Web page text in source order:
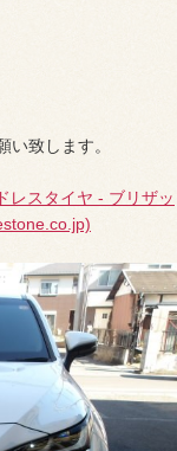
致します。
レスタイヤ - ブリザッ